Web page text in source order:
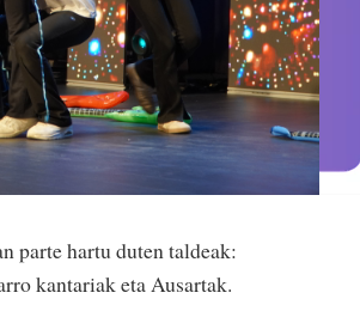
parte hartu duten taldeak:
kantariak eta Ausartak.